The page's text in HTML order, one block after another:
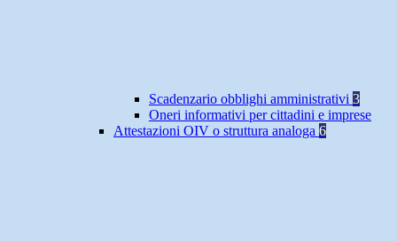
Scadenzario obblighi amministrativi 3
Oneri informativi per cittadini e imprese
Attestazioni OIV o struttura analoga 6